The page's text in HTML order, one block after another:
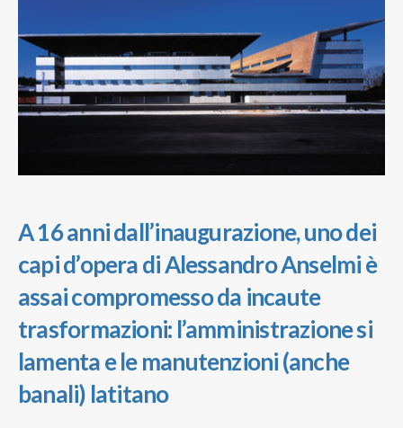
A 16 anni dall’inaugurazione, uno dei
capi d’opera di Alessandro Anselmi è
assai compromesso da incaute
trasformazioni: l’amministrazione si
lamenta e le manutenzioni (anche
banali) latitano